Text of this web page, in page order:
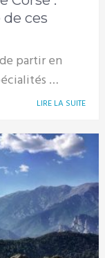
ces
partir en
…
LIRE LA SUITE